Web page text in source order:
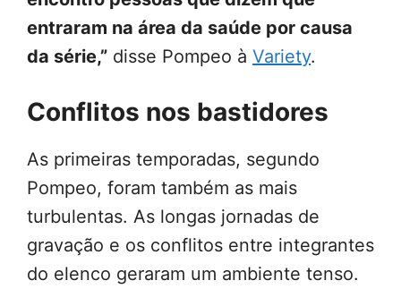
entraram na área da saúde por causa
da série,” disse Pompeo à Variety.
Conflitos nos bastidores
As primeiras temporadas, segundo
Pompeo, foram também as mais
turbulentas. As longas jornadas de
gravação e os conflitos entre integrantes
do elenco geraram um ambiente tenso.